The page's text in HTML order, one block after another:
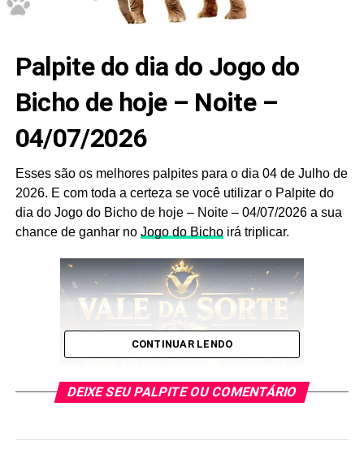
Palpite do dia do Jogo do
Bicho de hoje – Noite –
04/07/2026
Esses são os melhores palpites para o dia 04 de Julho de
2026. E com toda a certeza se você utilizar o Palpite do
dia do Jogo do Bicho de hoje – Noite – 04/07/2026 a sua
chance de ganhar no Jogo do Bichoirá triplicar.
CONTINUAR LENDO
DEIXE SEU PALPITE OU COMENTÁRIO